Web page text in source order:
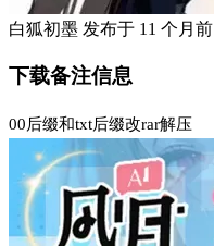
白狐初墨 发布于 11 个月前
下载备注信息
00后缀和txt后缀改rar解压